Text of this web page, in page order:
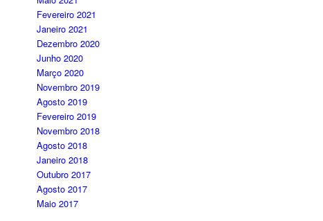
Fevereiro 2021
Janeiro 2021
Dezembro 2020
Junho 2020
Março 2020
Novembro 2019
Agosto 2019
Fevereiro 2019
Novembro 2018
Agosto 2018
Janeiro 2018
Outubro 2017
Agosto 2017
Maio 2017